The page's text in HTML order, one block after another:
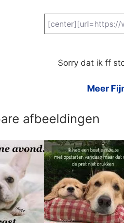
Sorry dat ik ff
Meer
afbeeldingen